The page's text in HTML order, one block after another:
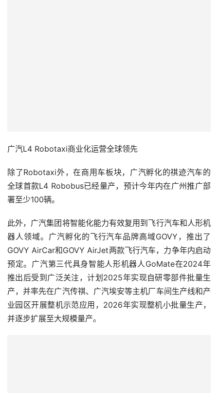
广汽L4 Robotaxi商业化运营全球领先
除了Robotaxi外，在商用车板块，广汽孵化的祺迹汽车的
全球首款L4 Robobus已经量产，预计今年内在广州推广部
署至少100辆。
此外，广汽集团将智能化能力有效复用到飞行汽车和人形机
器人领域。广汽孵化的飞行汽车品牌高域GOVY，推出了
GOVY AirCar和GOVY AirJet两款飞行汽车，力争年内启动
预定。广汽第三代具身智能人形机器人GoMate在2024年
推出后受到广泛关注，计划2025年实现自研零部件批量生
产，并率先在广汽传祺、广汽埃安等主机厂车间生产线和产
业园区开展整机示范应用，2026年实现整机小批量生产，
并逐步扩展至大规模量产。